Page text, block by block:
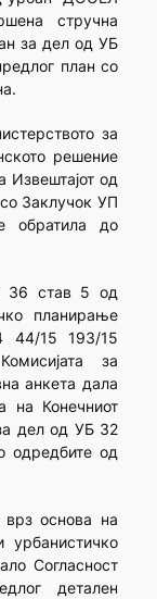
стручна
за дел од УБ
план со
за
решение
Извештајот од
со Заклучок УП
обратила до
36 став 5 од
планирање
44/15 193/15
за
анкета дала
на Конечниот
дел од УБ 32
од
основа на
Согласност
детален